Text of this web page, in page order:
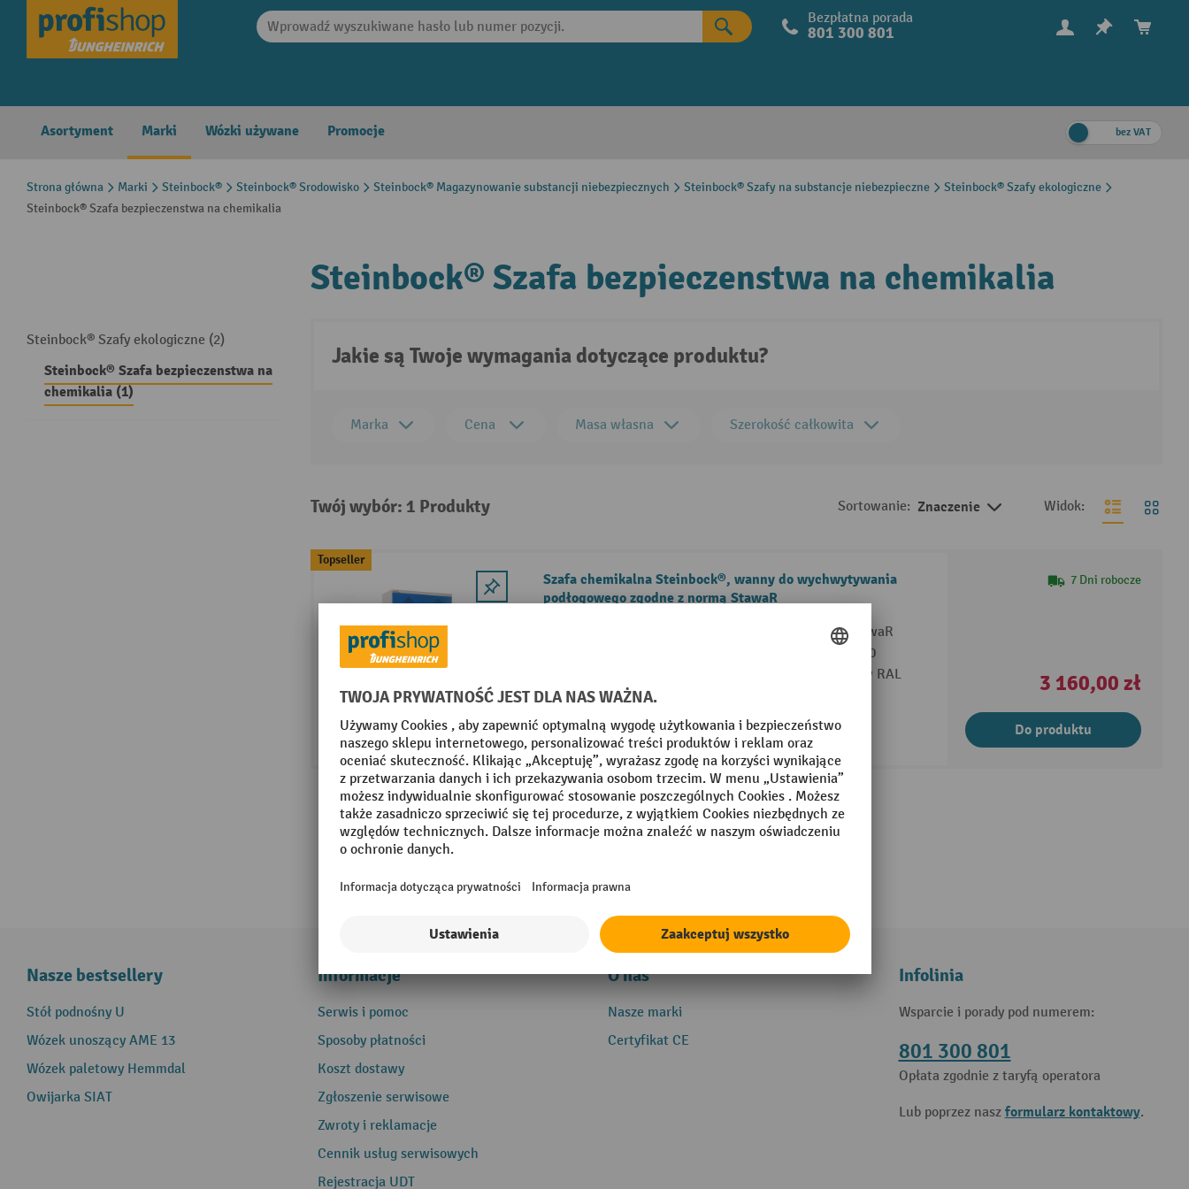
Skip to main navigation Bezpłatna porada
801 300 801
Asortyment Marki Wózki używane Promocje bez VAT
Strona główna Marki Steinbock® Steinbock® Srodowisko Steinbock® Magazynowanie substancji niebezpiecznych Steinbock® Szafy na substancje niebezpieczne
Steinbock® Szafy ekologiczne
Steinbock® Szafa bezpieczenstwa na chemikalia
Steinbock® Szafy ekologiczne (2)
Steinbock® Szafa bezpieczenstwa na
chemikalia (1)
Steinbock® Szafa bezpieczenstwa na chemikalia
Jakie są Twoje wymagania dotyczące produktu?
Marka Cena Masa własna Szerokość całkowita
Twój wybór: 1 Produkty Sortowanie: Znaczenie Widok:
Topseller
Szafa chemikalna Steinbock®, wanny do wychwytywania
podłogowego zgodne z normą StawaR
Wanna ociekowa testowana zgodnie z normą StawaR
Nadaje się do przechowywania zgodnie z TRGS 510
Korpus z blachy stalowej malowanej proszkowo w RAL
7035
2 Warianty
7 Dni robocze
3 160,00 zł
Do produktu
Nasze bestsellery
Stół podnośny U
Wózek unoszący AME 13
Wózek paletowy Hemmdal
Owijarka SIAT
Informacje
Serwis i pomoc
Sposoby płatności
Koszt dostawy
Zgłoszenie serwisowe
Zwroty i reklamacje
Cennik usług serwisowych
Rejestracja UDT
O nas
Nasze marki
Certyfikat CE
Infolinia
Wsparcie i porady pod numerem:
801 300 801
Opłata zgodnie z taryfą operatora
Lub poprzez nasz formularz kontaktowy.